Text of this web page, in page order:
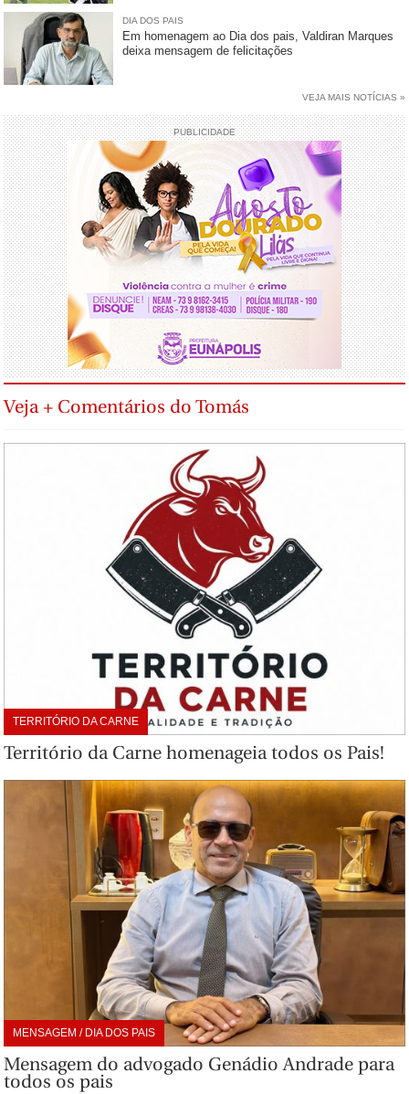
DIA DOS PAIS
Em homenagem ao Dia dos pais, Valdiran Marques
deixa mensagem de felicitações
VEJA MAIS NOTÍCIAS »
PUBLICIDADE
Veja + Comentários do Tomás
TERRITÓRIO DA CARNE
Território da Carne homenageia todos os Pais!
MENSAGEM / DIA DOS PAIS
Mensagem do advogado Genádio Andrade para
todos os pais